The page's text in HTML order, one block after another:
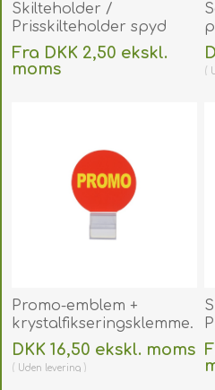
Skilteholder /
Prisskilteholder spyd
rustfri stål 90 mm stor
model. 60270205
Fra DKK 2,50 ekskl.
moms
Promo-emblem +
krystalfikseringsklemme.
60270214
DKK 16,50 ekskl. moms
Uden levering